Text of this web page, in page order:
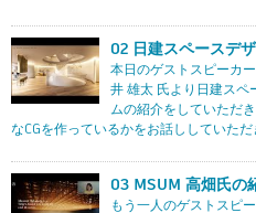
02 日建スペースデ
本日のゲストスピーカ
井 雄太 氏より日建スペ
ムの紹介をしていただ
なCGを作っているかをお話ししていただ
03 MSUM 高畑氏の
もう一人のゲストスピ